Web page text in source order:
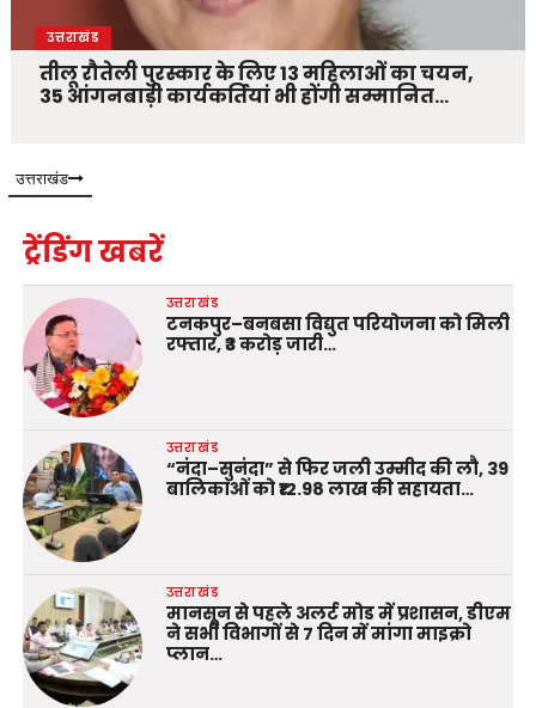
उत्तराखंड
तीलू रौतेली पुरस्कार के लिए 13 महिलाओं का चयन,
35 आंगनबाड़ी कार्यकर्तियां भी होंगी सम्मानित…
उत्तराखंड
ट्रेंडिंग खबरें
उत्तराखंड
टनकपुर–बनबसा विद्युत परियोजना को मिली
रफ्तार, ₹3 करोड़ जारी…
उत्तराखंड
“नंदा–सुनंदा” से फिर जली उम्मीद की लौ, 39
बालिकाओं को ₹12.98 लाख की सहायता…
उत्तराखंड
मानसून से पहले अलर्ट मोड में प्रशासन, डीएम
ने सभी विभागों से 7 दिन में मांगा माइक्रो
प्लान…